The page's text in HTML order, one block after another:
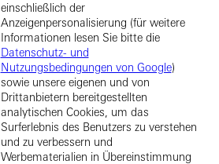
einschließlich der
Anzeigenpersonalisierung (für weitere
Informationen lesen Sie bitte die
Datenschutz- und
Nutzungsbedingungen von Google)
sowie unsere eigenen und von
Drittanbietern bereitgestellten
analytischen Cookies, um das
Surferlebnis des Benutzers zu verstehen
und zu verbessern und
Werbematerialien in Übereinstimmung